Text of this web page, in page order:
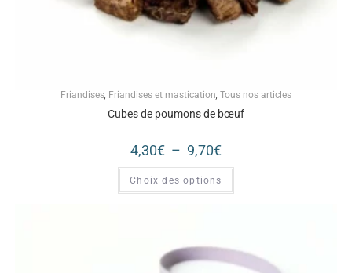
Friandises, Friandises et mastication, Tous nos articles
Cubes de poumons de bœuf
4,30€ – 9,70€
Choix des options